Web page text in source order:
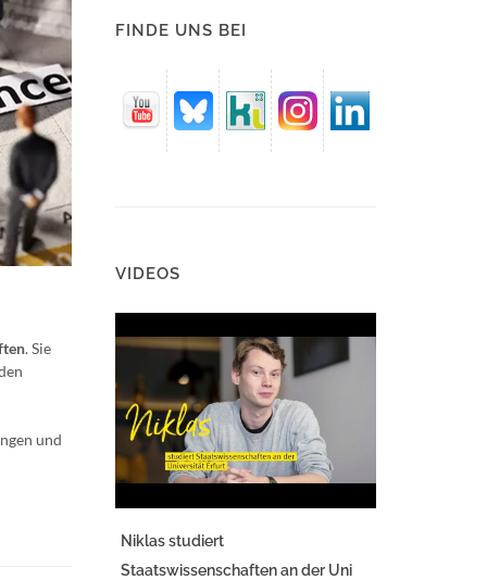
. Sie
und
FINDE UNS BEI
VIDEOS
Niklas studiert
Staatswissenschaften an der Uni